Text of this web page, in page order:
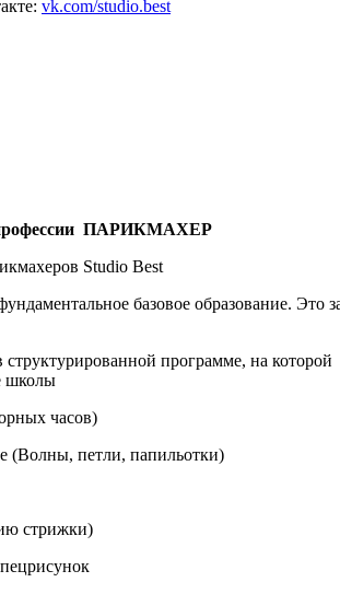
vk.com/studio.best
ПАРИКМАХЕР
Studio Best
базовое образование. Это
структурированной программе, на которой
школы
часов)
(Волны, петли, папильотки)
стрижки)